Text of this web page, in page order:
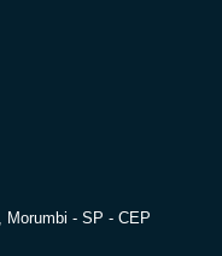
Morumbi - SP - CEP